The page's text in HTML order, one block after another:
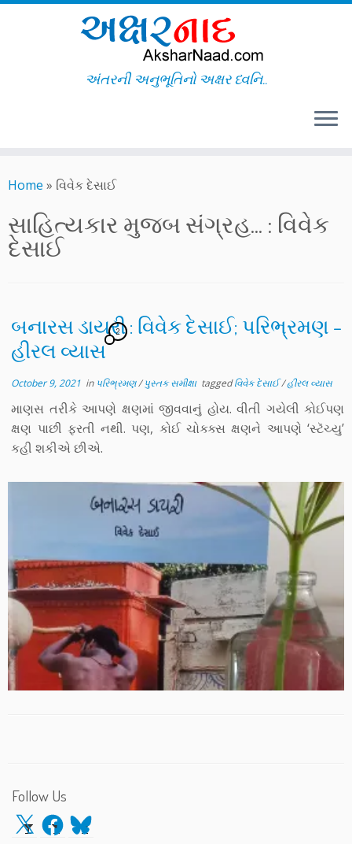
to
અંતરની અનુભૂતિનો અક્ષર ધ્વનિ..
Home » વિવેક દેસાઈ
સાહિત્યકાર મુજબ સંગ્રહ... : વિવેક
દેસાઈ
બનારસ ડાયરી : વિવેક દેસાઈ; પરિભ્રમણ –
હીરલ વ્યાસ
2
October 9, 2021 in પરિભ્રમણ/પુસ્તક સમીક્ષા taggedવિવેક દેસાઈ/હીરલ વ્યાસ
માણસ તરીકે આપણે ક્ષણમાં જીવવાનું હોય. વીતી ગયેલી કોઈપણ
ક્ષણ પાછી ફરતી નથી. પણ, કોઈ ચોક્ક્સ ક્ષણને આપણે ‘સ્ટૅચ્યુ’
કહી શકીએ છીએ.
Follow Us
X Facebook
Bluesky